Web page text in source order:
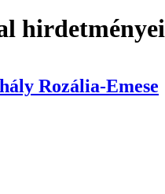
hirdetményei
Rozália-Emese